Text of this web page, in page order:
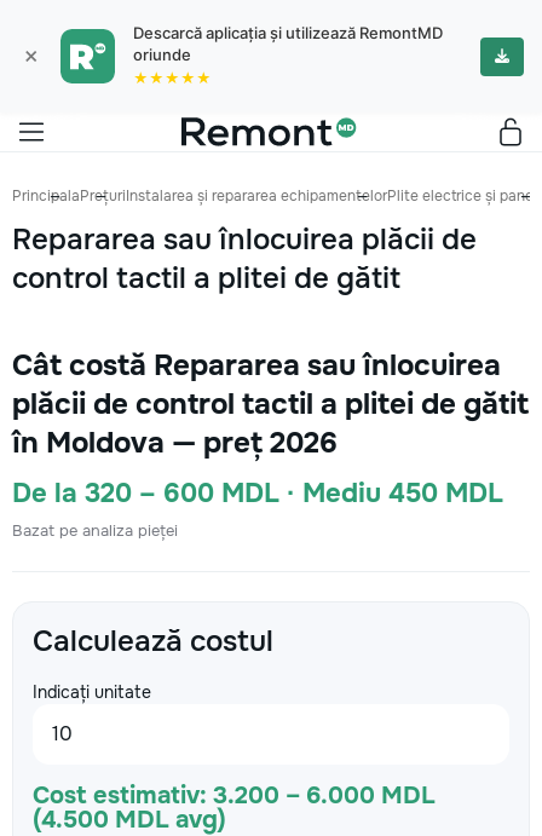
×
Descarcă aplicația și utilizează RemontMD
oriunde
★★★★★
PrincipalaPrețuriInstalarea și repararea echipamentelorPlite electrice și
Repararea sau înlocuirea plăcii de
control tactil a plitei de gătit
Cât costă Repararea sau înlocuirea
plăcii de control tactil a plitei de gătit
în Moldova — preț 2026
De la 320 – 600 MDL · Mediu 450 MDL
Bazat pe analiza pieței
Calculează costul
Indicați unitate
Cost estimativ: 3.200 – 6.000 MDL
(4.500 MDL avg)